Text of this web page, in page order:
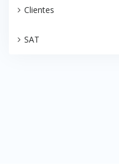
Clientes
SAT